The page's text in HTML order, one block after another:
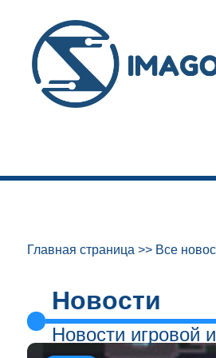
Главная страница >> Все
Новости
Новости игровой